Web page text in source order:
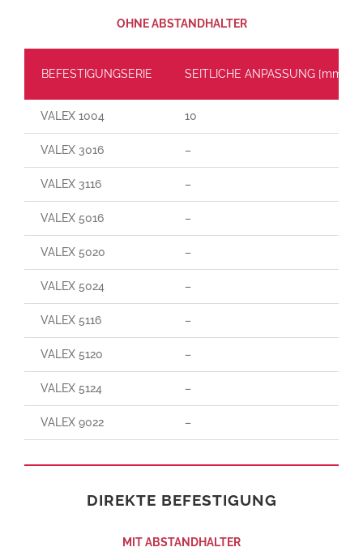
OHNE ABSTANDHALTER
BEFESTIGUNGSERIE SEITLICHE ANPASSUNG [mm]
VALEX 1004 10
VALEX 3016 –
VALEX 3116 –
VALEX 5016 –
VALEX 5020 –
VALEX 5024 –
VALEX 5116 –
VALEX 5120 –
VALEX 5124 –
VALEX 9022 –
DIREKTE BEFESTIGUNG
MIT ABSTANDHALTER